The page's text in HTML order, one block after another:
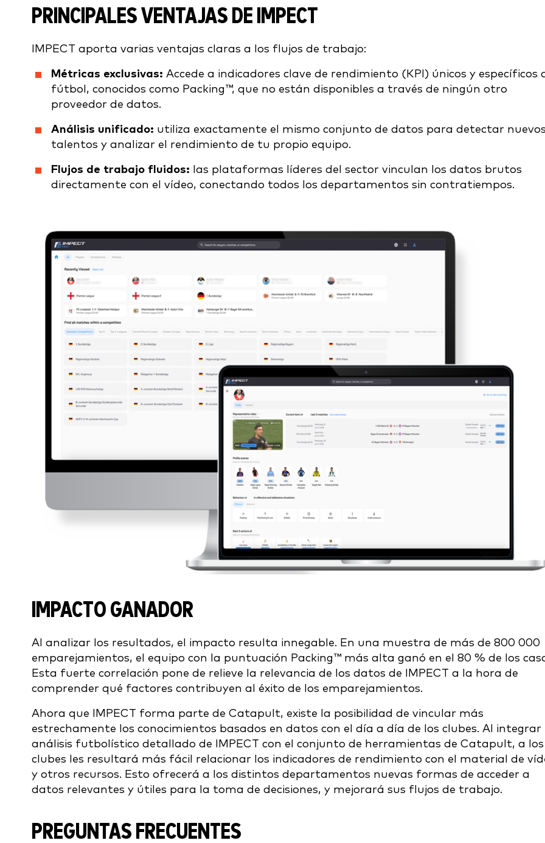
PRINCIPALES VENTAJAS DE IMPECT
IMPECT aporta varias ventajas claras a los flujos de trabajo:
Métricas exclusivas: Accede a indicadores clave de rendimiento (KPI) únicos y específicos
fútbol, conocidos como Packing™, que no están disponibles a través de ningún otro
proveedor de datos.
Análisis unificado: utiliza exactamente el mismo conjunto de datos para detectar nuevos
talentos y analizar el rendimiento de tu propio equipo.
Flujos de trabajo fluidos: las plataformas líderes del sector vinculan los datos brutos
directamente con el vídeo, conectando todos los departamentos sin contratiempos.
IMPACTO GANADOR
Al analizar los resultados, el impacto resulta innegable. En una muestra de más de 800 000
emparejamientos, el equipo con la puntuación Packing™ más alta ganó en el 80 % de los
Esta fuerte correlación pone de relieve la relevancia de los datos de IMPECT a la hora de
comprender qué factores contribuyen al éxito de los emparejamientos.
Ahora que IMPECT forma parte de Catapult, existe la posibilidad de vincular más
estrechamente los conocimientos basados en datos con el día a día de los clubes. Al integrar
análisis futbolístico detallado de IMPECT con el conjunto de herramientas de Catapult, a los
clubes les resultará más fácil relacionar los indicadores de rendimiento con el material de
y otros recursos. Esto ofrecerá a los distintos departamentos nuevas formas de acceder a
datos relevantes y útiles para la toma de decisiones, y mejorará sus flujos de trabajo.
PREGUNTAS FRECUENTES